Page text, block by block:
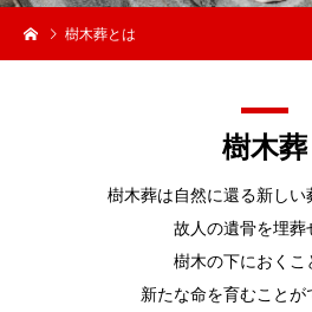
樹木葬とは
樹木葬
樹木葬は自然に還る新しい
故人の遺骨を埋葬
樹木の下におくこ
新たな命を育むことが